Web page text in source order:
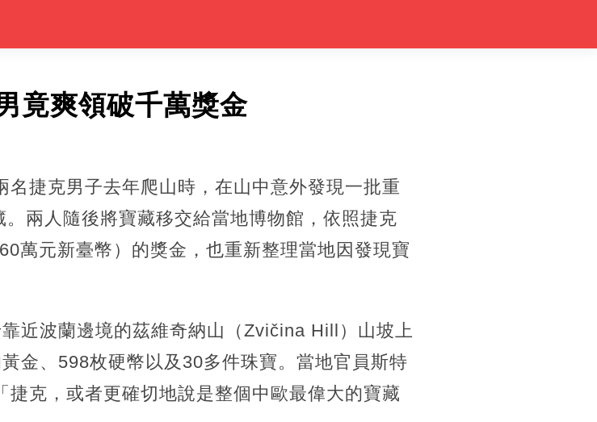
竟爽領破千萬獎金
捷克男子去年爬山時，在山中意外發現一批重
兩人隨後將寶藏移交給當地博物館，依照捷克
萬元新臺幣）的獎金，也重新整理當地因發現寶
近波蘭邊境的茲維奇納山（Zvičina Hill）山坡上
金、598枚硬幣以及30多件珠寶。當地官員斯特
克，或者更確切地說是整個中歐最偉大的寶藏